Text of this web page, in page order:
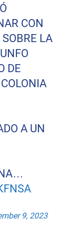
CON
LA
DE
A UN
9, 2023